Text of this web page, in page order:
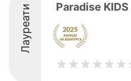
Лауреати Paradise KIDS